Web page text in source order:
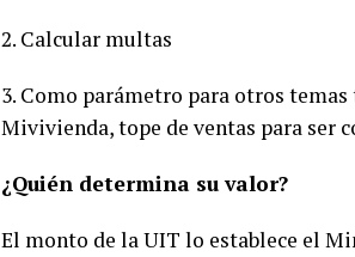
2. Calcular multas
3. Como parámetro para otros
Mivivienda, tope de ventas para ser
¿Quién determina su valor?
El monto de la UIT lo establece el